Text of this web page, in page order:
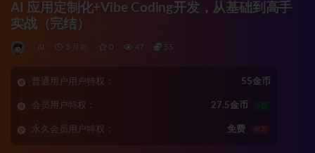
AI 应用定制化+Vibe Coding开发，从基础到高手
实战（完结）
AI 3 月前 0 47 55
普通用户用户特权： 55金币
会员用户特权： 27.5金币 5折
永久会员用户特权： 免费 推荐